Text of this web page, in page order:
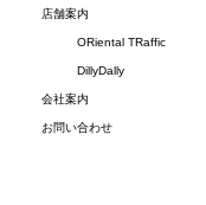
店舗案内
ORiental TRaffic
DillyDally
会社案内
お問い合わせ